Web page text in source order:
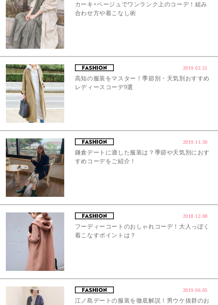
カーキ×ベージュでワンランク上のコーデ！組み
合わせ方や着こなし術
2019.02.21
高知の服装をマスター！季節別・天気別おすすめ
レディースコーデ9選
2019.11.30
鎌倉デートに適した服装は？季節や天気別におす
すめコーデをご紹介！
2018.12.08
フーディーコートのおしゃれコーデ！大人っぽく
着こなすポイントは？
2019.06.05
江ノ島デートの服装を徹底解説！男ウケ抜群のお